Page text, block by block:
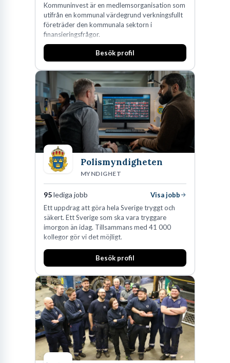
Kommuninvest är en medlemsorganisation som
utifrån en kommunal värdegrund verkningsfullt
företräder den kommunala sektorn i
finansieringsfrågor.
Besök profil
Polismyndigheten
MYNDIGHET
95lediga jobb
Visa jobb
Ett uppdrag att göra hela Sverige tryggt och
säkert. Ett Sverige som ska vara tryggare
imorgon än idag. Tillsammans med 41 000
kollegor gör vi det möjligt.
Besök profil